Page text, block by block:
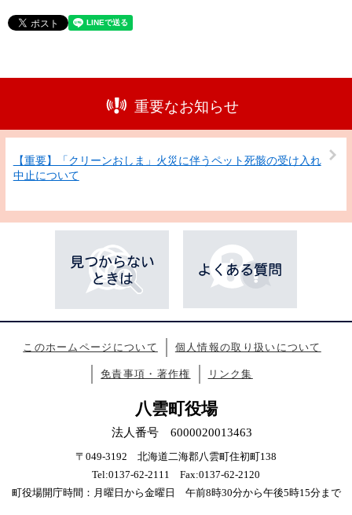
重要なお知らせ
【重要】「クリーンおしま」火災に伴うペット死骸の受け入れ
中止について
このホームページについて 個人情報の取り扱いについて
免責事項・著作権 リンク集
八雲町役場
法人番号 6000020013463
〒049-3192 北海道二海郡八雲町住初町138
Tel:0137-62-2111 Fax:0137-62-2120
町役場開庁時間：月曜日から金曜日 午前8時30分から午後5時15分まで